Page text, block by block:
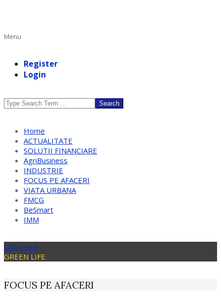
Primary
Menu
Register
Login
Search
Home
ACTUALITATE
SOLUTII FINANCIARE
AgriBusiness
INDUSTRIE
FOCUS PE AFACERI
VIATA URBANA
FMCG
BeSmart
IMM
Click Here
GREEN LIFE
FOCUS PE AFACERI